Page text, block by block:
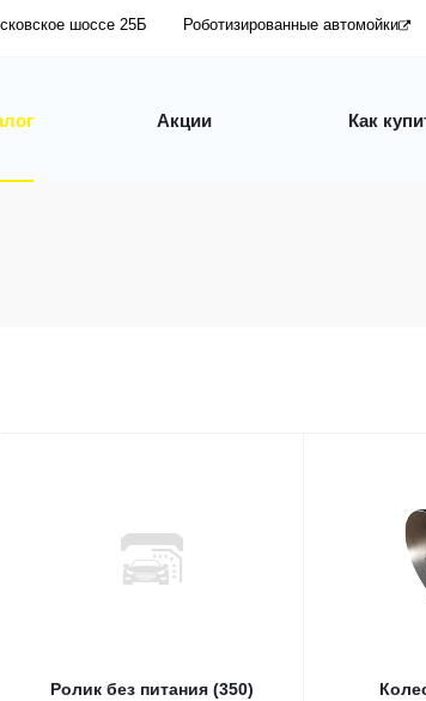
шоссе 25Б Роботизированные автомойки
Акции Как
Ролик без питания (350)